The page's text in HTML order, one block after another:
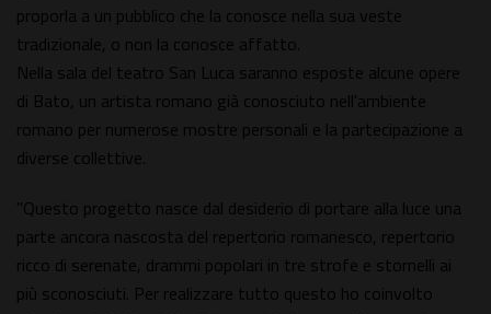
proporla a un pubblico che la conosce nella sua veste
tradizionale, o non la conosce affatto.
Nella sala del teatro San Luca saranno esposte alcune opere
di Bato, un artista romano già conosciuto nell'ambiente
romano per numerose mostre personali e la partecipazione a
diverse collettive.
"Questo progetto nasce dal desiderio di portare alla luce una
parte ancora nascosta del repertorio romanesco, repertorio
ricco di serenate, drammi popolari in tre strofe e stornelli ai
più sconosciuti. Per realizzare tutto questo ho coinvolto